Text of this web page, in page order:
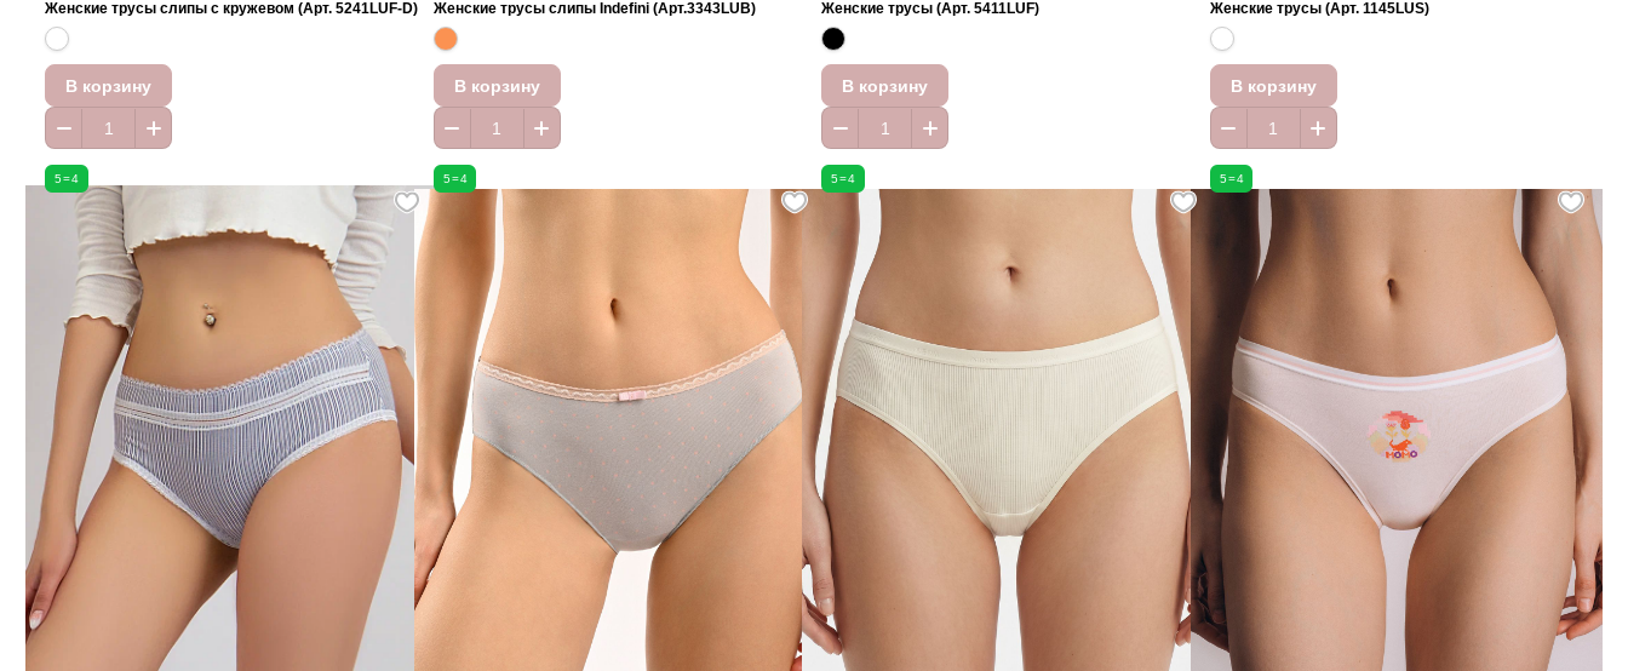
Женские трусы слипы с кружевом (Арт. 5241LUF-D)
В корзину
Женские трусы слипы Indefini (Арт.3343LUB)
В корзину
Женские трусы (Арт. 5411LUF)
В корзину
Женские трусы (Арт. 1145LUS)
В корзину
5=4 5=4 5=4 5=4